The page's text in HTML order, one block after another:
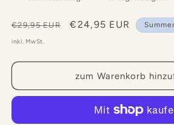
Normaler
Preis
€29,95 EUR Verkaufspreis
€24,95 EUR
inkl. MwSt.
zum Warenkorb